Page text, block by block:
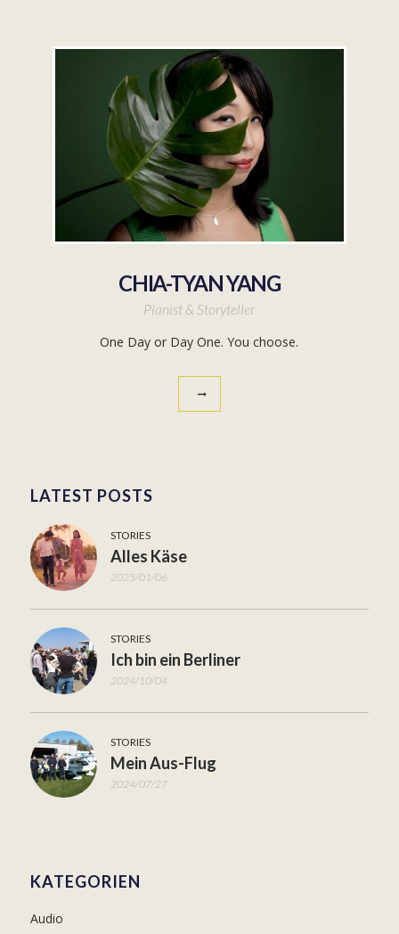
CHIA-TYAN YANG
Pianist & Storyteller
One Day or Day One. You choose.
LATEST POSTS
STORIES
Alles Käse
2025/01/06
STORIES
Ich bin ein Berliner
2024/10/04
STORIES
Mein Aus-Flug
2024/07/27
KATEGORIEN
Audio